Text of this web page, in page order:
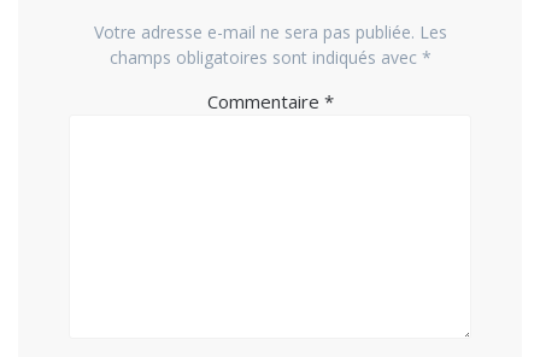
Votre adresse e-mail ne sera pas publiée. Les
champs obligatoires sont indiqués avec *
Commentaire *